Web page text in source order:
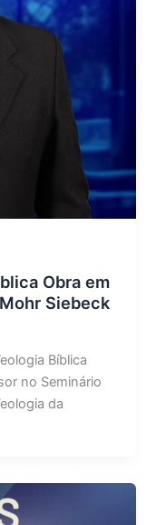
Obra em
Siebeck
Bíblica
no Seminário
da